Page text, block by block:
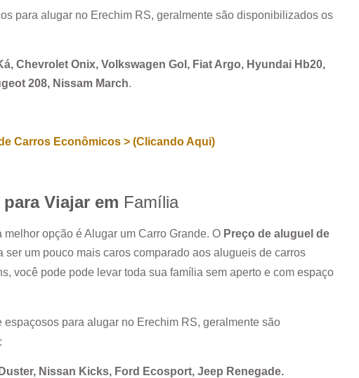
para alugar no Erechim RS, geralmente são disponibilizados os
Chevrolet Onix, Volkswagen Gol, Fiat Argo, Hyundai Hb20,
208, Nissam March.
Carros Econômicos > (Clicando Aqui)
Viajar em Família
opção é Alugar um Carro Grande. O Preço de aluguel de
ser um pouco mais caros comparado aos alugueis de carros
você pode pode levar toda sua família sem aperto e com espaço
espaçosos para alugar no Erechim RS, geralmente são
Nissan Kicks, Ford Ecosport, Jeep Renegade.